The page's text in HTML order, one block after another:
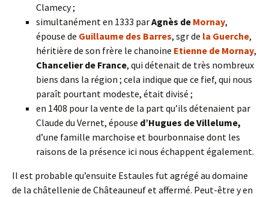
Clamecy ;
simultanément en 1333 parAgnès de Mornay,
épouse de Guillaume des Barres, sgr de la Guerche,
héritière de son frère le chanoine Etienne de Mornay,
Chancelier de France, qui détenait de très nombreux
biens dans la région ; cela indique que ce fief, qui nous
paraît pourtant modeste, était divisé ;
en 1408 pour la vente de la part qu’ils détenaient par
Claude du Vernet, épouse d’Hugues de Villelume,
d’une famille marchoise et bourbonnaise dont les
raisons de la présence ici nous échappent également.
Il est probable qu’ensuite Estaules fut agrégé au domaine
de la châtellenie de Châteauneuf et affermé. Peut-être y en